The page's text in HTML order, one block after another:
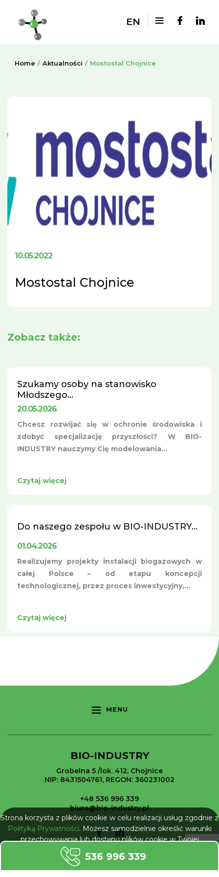
EN
Home Aktualności Mostostal Chojnice
10.05.2022
Mostostal Chojnice
Zobacz także:
Szukamy osoby na stanowisko
Młodszego...
20.05.2026
Chcesz rozwijać się w ochronie środowiska i
zdobyć specjalizację przyszłości? W BIO-
INDUSTRY nauczymy Cię modelowania...
Czytaj więcej
Do naszego zespołu w BIO-INDUSTRY...
01.04.2026
Realizujemy projekty instalacji biogazowych w
całej Polsce – od etapu koncepcji
technologicznej, przez proces inwestycyjny,...
Czytaj więcej
MENU
BIO-INDUSTRY
Grobelna 5 /lok. 412, Chojnice
NIP: 8431504761, REGON: 360231002
+48 536 996 339
biuro@bio-industry.pl
Wszelkie prawa zastrzeżone © 2026 Bio-Industry
536 996 339
Strona korzysta z plików cookie w celu realizacji usług zgodnie z
Polityką Prywatności. Możesz samodzielnie określić warunki
przechowywania lub dostępu plików cookie w Twojej
przeglądarce.
NIE POKAZUJ WIĘCEJ